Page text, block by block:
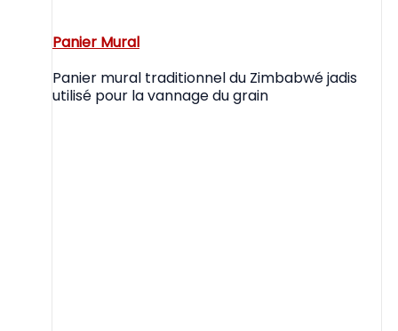
Panier Mural
Panier mural traditionnel du Zimbabwé jadis
utilisé pour la vannage du grain